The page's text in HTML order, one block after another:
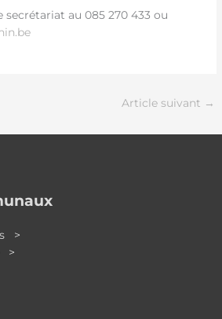
secrétariat au 085 270 433 ou
Article suivant →
>
>